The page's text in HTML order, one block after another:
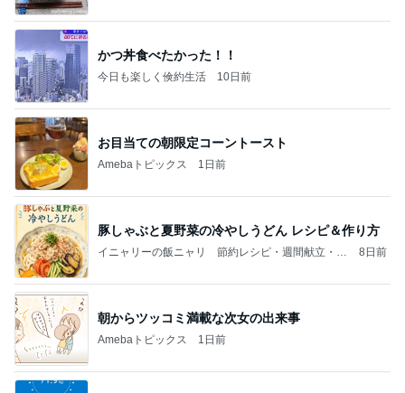
かつ丼食べたかった！！
今日も楽しく倹約生活 10日前
お目当ての朝限定コーントースト
Amebaトピックス 1日前
豚しゃぶと夏野菜の冷やしうどん レシピ＆作り方
イニャリーの飯ニャリ 節約レシピ・週間献立・毎
8日前
朝からツッコミ満載な次女の出来事
Amebaトピックス 1日前